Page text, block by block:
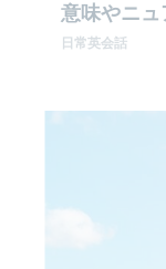
意味やニ
日常英会話